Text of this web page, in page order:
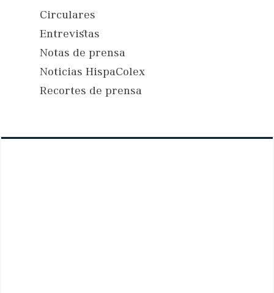
Circulares
Entrevistas
Notas de prensa
Noticias HispaColex
Recortes de prensa